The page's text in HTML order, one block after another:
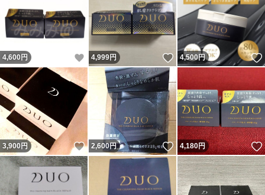
4,600 円 いいね！
4,999円 いいね！
4,500円
3,900 円 いいね！
2,600円 いいね！
4,180円